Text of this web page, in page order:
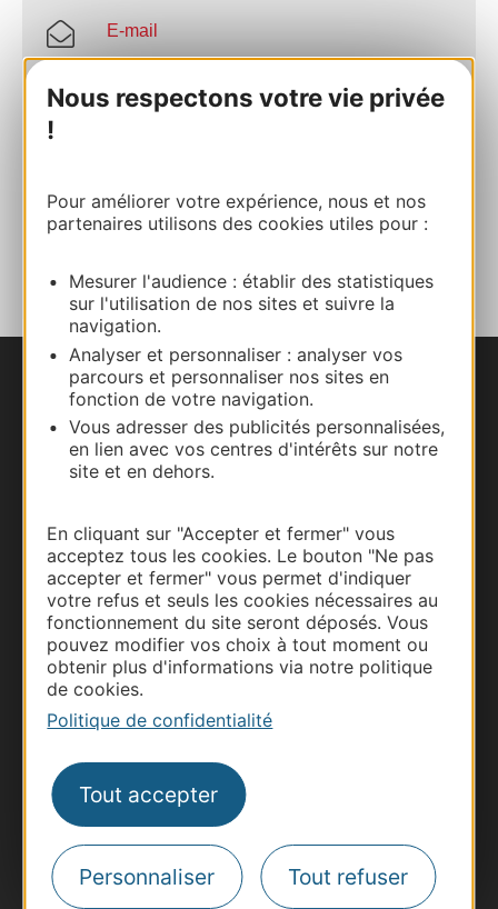
Nous respectons votre vie privée
!
Pour améliorer votre expérience, nous et nos
partenaires utilisons des cookies utiles pour :
Mesurer l'audience : établir des statistiques
sur l'utilisation de nos sites et suivre la
navigation.
Analyser et personnaliser : analyser vos
parcours et personnaliser nos sites en
fonction de votre navigation.
Vous adresser des publicités personnalisées,
en lien avec vos centres d'intérêts sur notre
site et en dehors.
En cliquant sur "Accepter et fermer" vous
acceptez tous les cookies. Le bouton "Ne pas
accepter et fermer" vous permet d'indiquer
votre refus et seuls les cookies nécessaires au
fonctionnement du site seront déposés. Vous
pouvez modifier vos choix à tout moment ou
obtenir plus d'informations via notre politique
de cookies.
Politique de confidentialité
Tout accepter
Personnaliser Tout refuser
E-mail
Site internet
AJOUTER
Nous contacter
Carte interactive
Thermalisme
Business/Mice
Pros d'Occitanie
Site presse et d'influence
Voyagistes